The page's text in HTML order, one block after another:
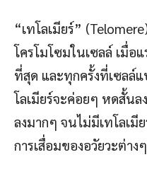
“เทโลเมียร์”
โครโมโซมในเซลล์ เมื่อ
ที่สุด และทุกครั้งที่เซลล์
โลเมียร์จะค่อยๆ หดสั้นล
ลงมากๆ จนไม่มีเทโลเมี
การเสื่อมของอวัยวะต่า